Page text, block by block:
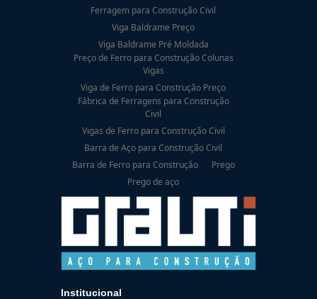
Ferragem para Construção Civil
Viga Baldrame Preço
Viga Baldrame Pré Moldada
Preço de Ferro para Construção Colunas
Vigas
Viga de Ferro para Construção Preço
Fábrica de Ferragens para Construção
Civil
Vigas de Ferro para Construção Civil
Barra de Aço para Construção Civil
Barra de Ferro para Construção
Prego
Prego de aço
Institucional